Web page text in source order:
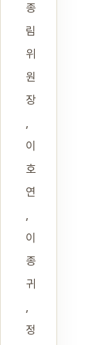
종
림
위
원
장
,
이
호
연
,
이
종
귀
,
정